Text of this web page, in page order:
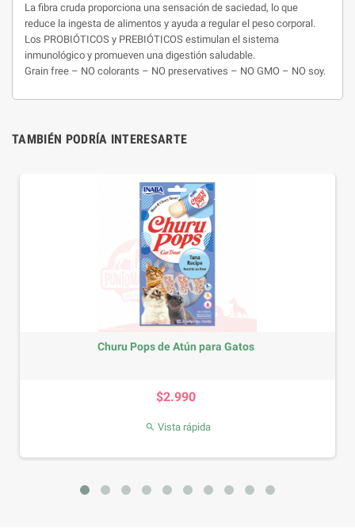
La fibra cruda proporciona una sensación de saciedad, lo que
reduce la ingesta de alimentos y ayuda a regular el peso corporal.
Los PROBIÓTICOS y PREBIÓTICOS estimulan el sistema
inmunológico y promueven una digestión saludable.
Grain free – NO colorants – NO preservatives – NO GMO – NO soy.
TAMBIÉN PODRÍA INTERESARTE
Churu Pops de Atún para Gatos
$2.990
 Vista rápida